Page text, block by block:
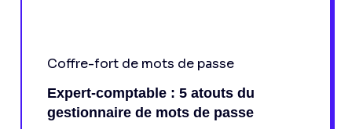
Coffre-fort de mots de passe
Expert-comptable : 5 atouts du
gestionnaire de mots de passe